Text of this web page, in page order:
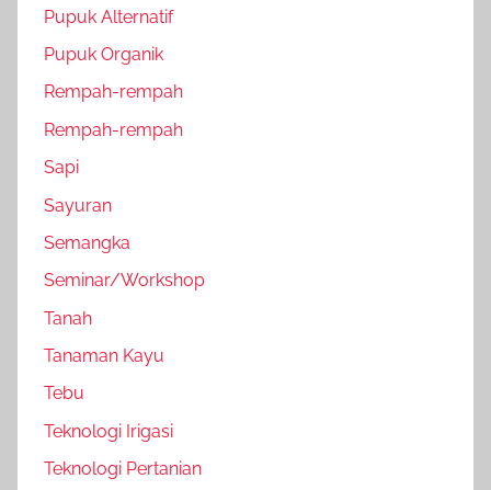
Pupuk Alternatif
Pupuk Organik
Rempah-rempah
Rempah-rempah
Sapi
Sayuran
Semangka
Seminar/Workshop
Tanah
Tanaman Kayu
Tebu
Teknologi Irigasi
Teknologi Pertanian